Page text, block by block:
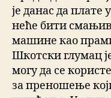
је данас да плате
неће бити
машине као
Шкотски глумац
могу да се
за преношење